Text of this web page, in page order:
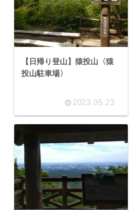
【日帰り登山】猿投山〈猿
投山駐車場〉
2023.05.23